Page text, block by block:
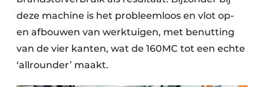
deze machine is het probleemloos en vlot op-
en afbouwen van werktuigen, met benutting
van de vier kanten, wat de 160MC tot een echte
‘allrounder’ maakt.